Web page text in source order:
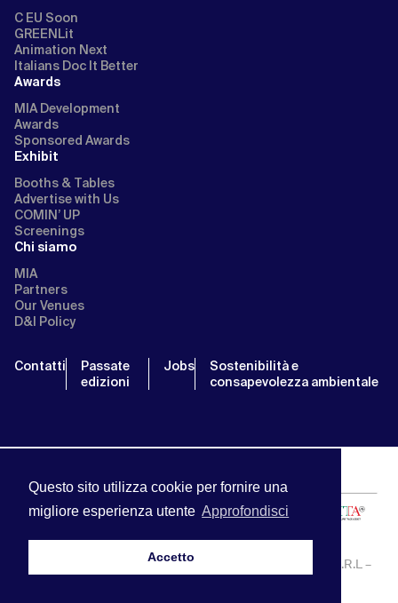
Questo sito utilizza cookie per fornire una
migliore esperienza utente Approfondisci
Accetto
C EU Soon
GREENLit
Animation Next
Italians Doc It Better
Awards
MIA Development
Awards
Sponsored Awards
Exhibit
Booths & Tables
Advertise with Us
COMIN’ UP
Screenings
Chi siamo
MIA
Partners
Our Venues
D&I Policy
Contatti
Passate
edizioni
Jobs
Sostenibilità e
consapevolezza ambientale
MIA | Mercato Internazionale Audiovisivo | APA SERVICE S.R.L –